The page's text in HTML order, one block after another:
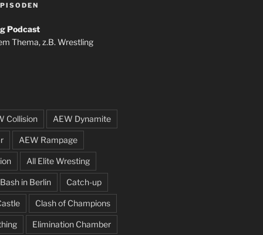
Podcast
Thema, z.B. Wrestling
Collision AEW Dynamite
AEW Rampage
All Elite Wresting
Bash in Berlin Catch-up
Clash of Champions
Elimination Chamber